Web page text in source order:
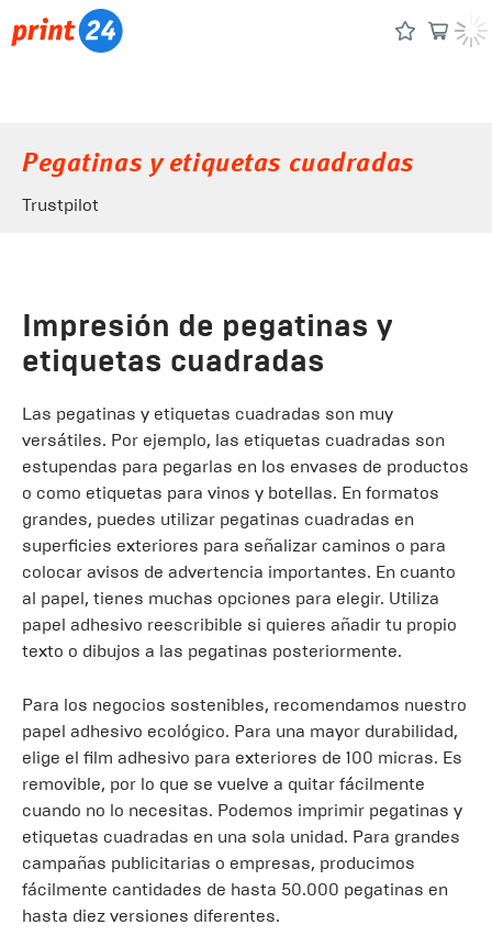
Pegatinas y etiquetas cuadradas
Trustpilot
Impresión de pegatinas y
etiquetas cuadradas
Las pegatinas y etiquetas cuadradas son muy
versátiles. Por ejemplo, las etiquetas cuadradas son
estupendas para pegarlas en los envases de productos
o como etiquetas para vinos y botellas. En formatos
grandes, puedes utilizar pegatinas cuadradas en
superficies exteriores para señalizar caminos o para
colocar avisos de advertencia importantes. En cuanto
al papel, tienes muchas opciones para elegir. Utiliza
papel adhesivo reescribible si quieres añadir tu propio
texto o dibujos a las pegatinas posteriormente.
Para los negocios sostenibles, recomendamos nuestro
papel adhesivo ecológico. Para una mayor durabilidad,
elige el film adhesivo para exteriores de 100 micras. Es
removible, por lo que se vuelve a quitar fácilmente
cuando no lo necesitas. Podemos imprimir pegatinas y
etiquetas cuadradas en una sola unidad. Para grandes
campañas publicitarias o empresas, producimos
fácilmente cantidades de hasta 50.000 pegatinas en
hasta diez versiones diferentes.